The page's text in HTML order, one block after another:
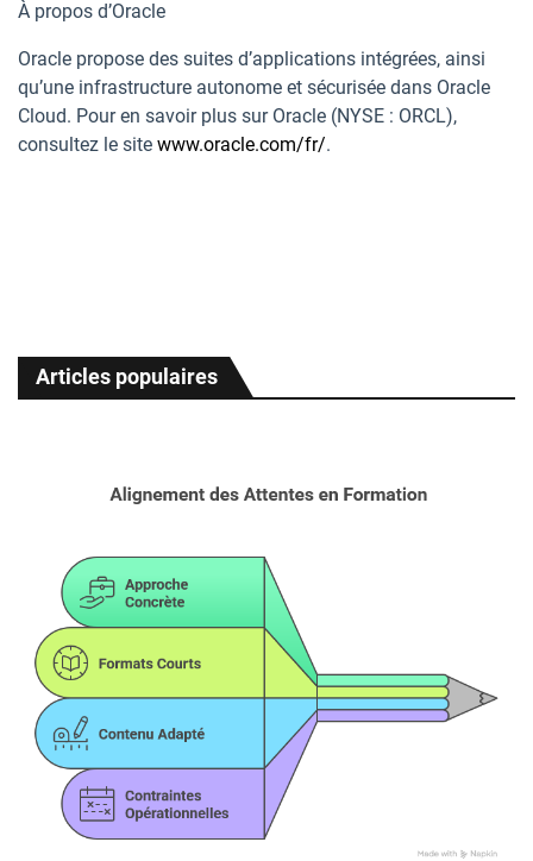
À propos d’Oracle
Oracle propose des suites d’applications intégrées, ainsi
qu’une infrastructure autonome et sécurisée dans Oracle
Cloud. Pour en savoir plus sur Oracle (NYSE : ORCL),
consultez le site www.oracle.com/fr/.
Articles populaires